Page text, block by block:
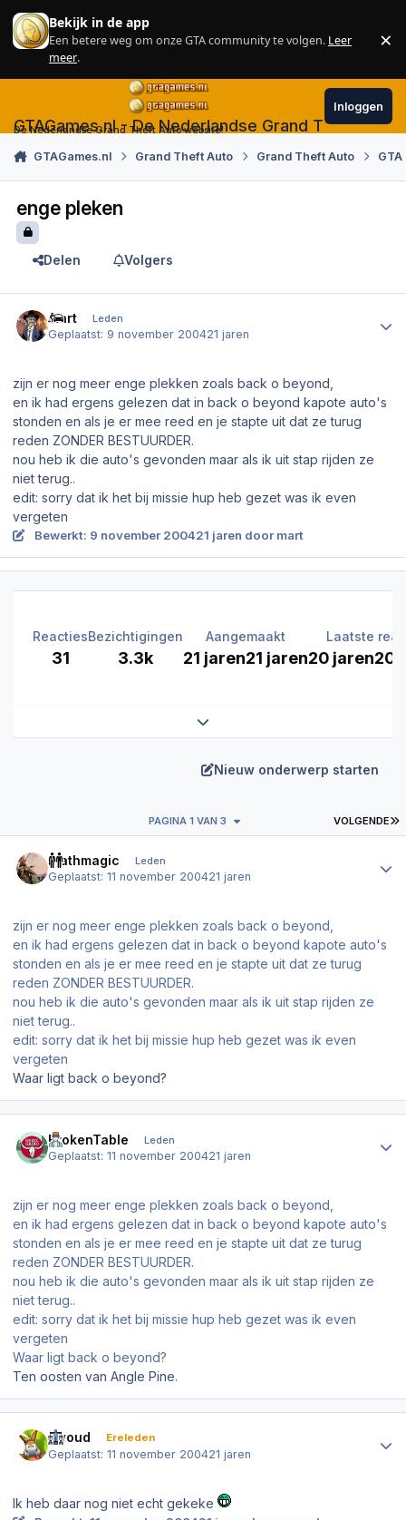
Skip to content
Bekijk in de app
Een betere weg om onze GTA community te volgen. Leer
meer.
×
GTAGames.nl - De Nederlandse Grand Theft Auto
De Nederlandse Grand Theft Auto website!
Inloggen
GTAGames.nl Grand Theft Auto Grand Theft Auto
enge pleken
Delen Volgers
mart Leden
Geplaatst: 9 november 200421 jaren
zijn er nog meer enge plekken zoals back o beyond,
en ik had ergens gelezen dat in back o beyond kapote auto's
stonden en als je er mee reed en je stapte uit dat ze turug
reden ZONDER BESTUURDER.
nou heb ik die auto's gevonden maar als ik uit stap rijden ze
niet terug..
edit: sorry dat ik het bij missie hup heb gezet was ik even
vergeten
Bewerkt: 9 november 200421 jaren door mart
Reacties
31
Bezichtigingen
3.3k
Aangemaakt
21 jaren21 jaren
Laatste
20 jaren20
Expand topic overview
Nieuw onderwerp starten
VOLGENDE
PAGINA 1 VAN 3
Mathmagic Leden
Geplaatst:11 november 200421 jaren
zijn er nog meer enge plekken zoals back o beyond,
en ik had ergens gelezen dat in back o beyond kapote auto's
stonden en als je er mee reed en je stapte uit dat ze turug
reden ZONDER BESTUURDER.
nou heb ik die auto's gevonden maar als ik uit stap rijden ze
niet terug..
edit: sorry dat ik het bij missie hup heb gezet was ik even
vergeten
Waar ligt back o beyond?
BrokenTable Leden
Geplaatst:11 november 200421 jaren
zijn er nog meer enge plekken zoals back o beyond,
en ik had ergens gelezen dat in back o beyond kapote auto's
stonden en als je er mee reed en je stapte uit dat ze turug
reden ZONDER BESTUURDER.
nou heb ik die auto's gevonden maar als ik uit stap rijden ze
niet terug..
edit: sorry dat ik het bij missie hup heb gezet was ik even
vergeten
Waar ligt back o beyond?
Ten oosten van Angle Pine.
Ewoud Ereleden
Geplaatst:11 november 200421 jaren
Ik heb daar nog niet echt gekeke